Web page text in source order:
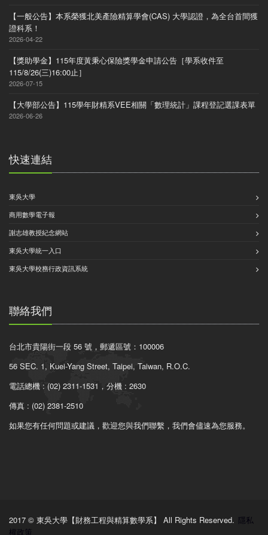
【一般公告】本系榮獲北美產險精算學會(CAS) 大學認證，為全台首間獲
證科系！
2026-04-22
【獎助學金】115年度黃秉心保險獎學金申請公告［學系收件至
115/8/26(三)16:00止］
2026-07-15
【大學部公告】115學年財精系VEE相關「數理統計」課程登記選課表單
2026-06-26
快速連結
東吳大學
商用數學電子報
謝志雄教授紀念網站
東吳大學統一入口
東吳大學校務行政資訊系統
聯絡我們
台北市貴陽街一段 56 號，郵遞區號：100006
56 SEC. 1, Kuei-Yang Street, Taipei, Taiwan, R.O.C.
電話總機 : (02) 2311-1531，分機 : 2630
傳真 : (02) 2381-2510
如果您有任何問題或建議，歡迎您與我們聯繫，我們會儘速為您服務。
2017 © 東吳大學【財務工程與精算數學系】 All Rights Reserved. 隱私
權政策